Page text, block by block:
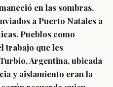
en las sombras.
a Puerto Natales a
Pueblos como
trabajo que les
Argentina, ubicada
y aislamiento eran la